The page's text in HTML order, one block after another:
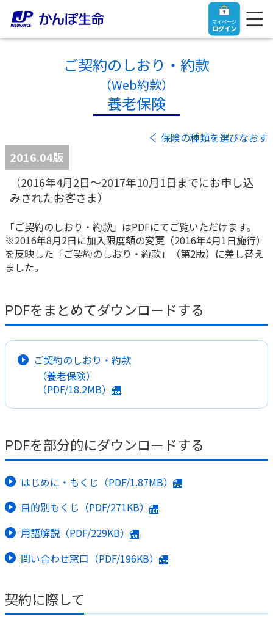
マイページ
ログイン
ご契約者さま
ご契約者さま
入院保険金・手術保険金のご請求
お手続き一覧
きっかけ・できごとから探す
マイページでできること
新規登録
ログイン
ご契約内容の確認
保険をご検討中のお客さま
保険をご検討中のお客さま
養老保険
学資保険
長寿支援保険
お見積りシミュレーション
資料請求
保険の探し方のポイント
保険かんたん診断
これからのライフイベントでかかる費用とは？
ご契約手続きの流れ
法人のお客さま
【まずはご相談ください】企業経営でお悩みの方はこ
ちら
法人のお客さま向け商品一覧
目的から探す
かんぽ生命の団体取扱い
法人向け資料請求
お役立ち情報
保険
お金
子育て
ライフプラン
健康情報
かんぽ生命について
ご挨拶
会社概要
財務情報
株主・投資家のみなさまへ
日本郵政グループとしての取り組み
CM・オウンドメディア／ソーシャルメディア
かんぽブランド
よくあるご質問
お問い合わせ
サステナビリティ
株主・投資家のみなさまへ
採用情報
English
ご契約のしおり・約款
（Web約款）
養老保険
保険の種類を選びなおす
2016.04版
（2016年4月2日～2017年10月1日までにお申し込
みされたお客さま）
「ご契約のしおり・約款」はPDFにてご覧いただけます。
※2016年8月2日に加入限度額の変更（2016年4月1日施行）
を反映した「ご契約のしおり・約款」（第2版）に差し替え
ました。
PDFをまとめてダウンロードする
ご契約のしおり・約款
（養老保険）
（PDF/18.2MB）
PDFを部分的にダウンロードする
はじめに・もくじ（PDF/1.87MB）
目的別もくじ（PDF/271KB）
用語解説（PDF/229KB）
問い合わせ窓口（PDF/196KB）
契約に際して